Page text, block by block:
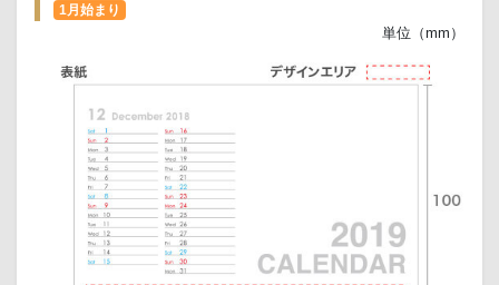
1月始まり
単位（mm）